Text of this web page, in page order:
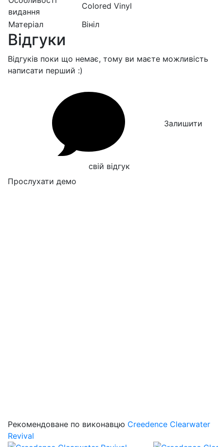
видання
Colored Vinyl
Матеріал
Вініл
Відгуки
Відгуків поки що немає, тому ви маєте можливість
написати перший :)
Залишити
свій відгук
Прослухати демо
Рекомендоване по виконавцю Creedence Clearwater
Revival